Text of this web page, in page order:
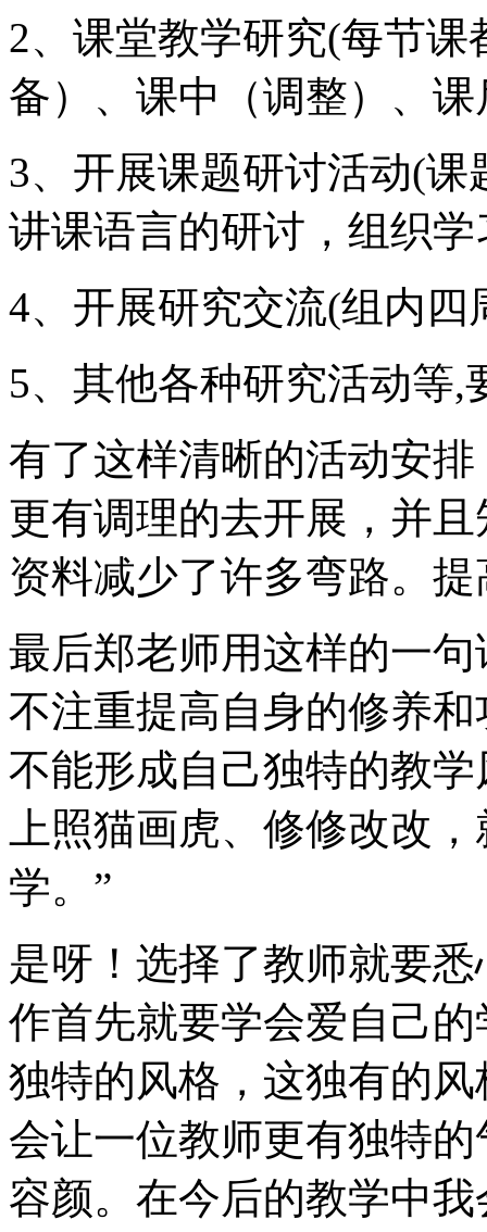
2、课堂教学研究(每节
备）、课中（调整）、
3、开展课题研讨活动(
讲课语言的研讨，组织
4、开展研究交流(组内
5、其他各种研究活动等,
有了这样清晰的活动安
更有调理的去开展，并
资料减少了许多弯路。
最后郑老师用这样的一
不注重提高自身的修养
不能形成自己独特的教
上照猫画虎、修修改改
学。”
是呀！选择了教师就要
作首先就要学会爱自己
独特的风格，这独有的
会让一位教师更有独特
容颜。在今后的教学中